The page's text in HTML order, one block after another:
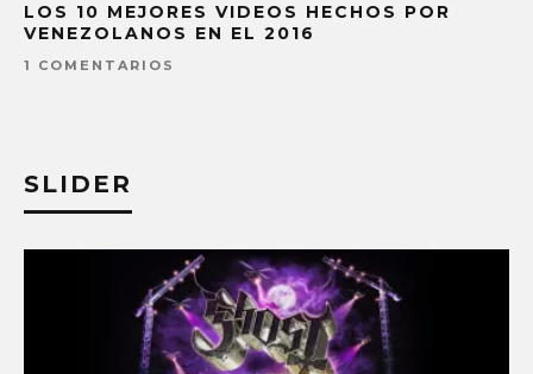
LOS 10 MEJORES VIDEOS HECHOS POR
VENEZOLANOS EN EL 2016
1 COMENTARIOS
SLIDER